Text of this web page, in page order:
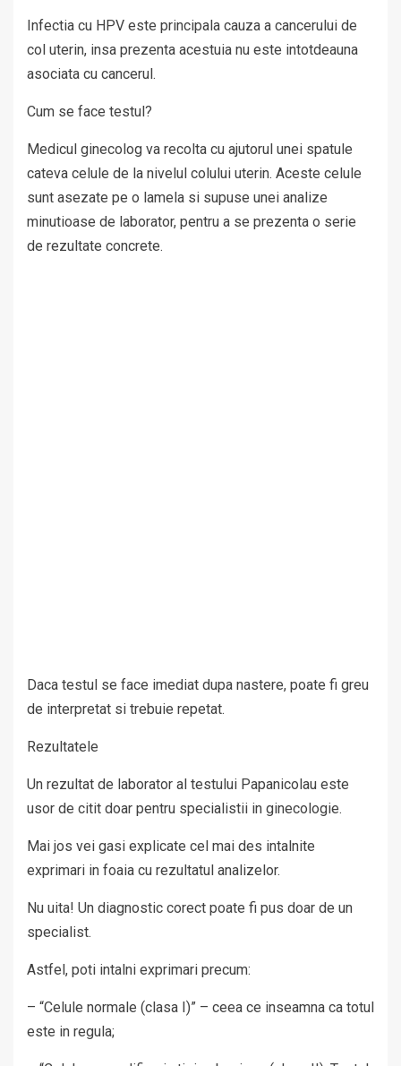
Infectia cu HPV este principala cauza a cancerului de
col uterin, insa prezenta acestuia nu este intotdeauna
asociata cu cancerul.
Cum se face testul?
Medicul ginecolog va recolta cu ajutorul unei spatule
cateva celule de la nivelul colului uterin. Aceste celule
sunt asezate pe o lamela si supuse unei analize
minutioase de laborator, pentru a se prezenta o serie
de rezultate concrete.
Daca testul se face imediat dupa nastere, poate fi greu
de interpretat si trebuie repetat.
Rezultatele
Un rezultat de laborator al testului Papanicolau este
usor de citit doar pentru specialistii in ginecologie.
Mai jos vei gasi explicate cel mai des intalnite
exprimari in foaia cu rezultatul analizelor.
Nu uita! Un diagnostic corect poate fi pus doar de un
specialist.
Astfel, poti intalni exprimari precum:
– “Celule normale (clasa I)” – ceea ce inseamna ca totul
este in regula;